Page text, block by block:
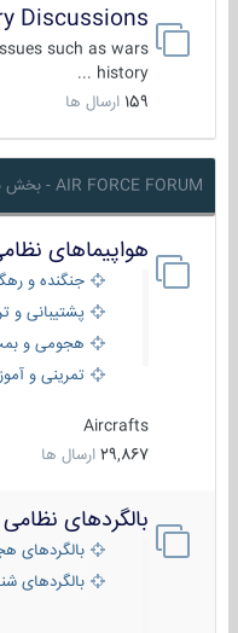
Discussions
issues such as wars
history ...
159 ارسال ها
AIR FORCE FORUM - بخش نیروی هوایی
هواپیماهای نظامی
جنگنده و رهگیر
پشتیبانی و
هجومی و بمب
تمرینی و
Aircrafts
29,867 ارسال ها
بالگردهای نظامی
بالگردهای
بالگردهای